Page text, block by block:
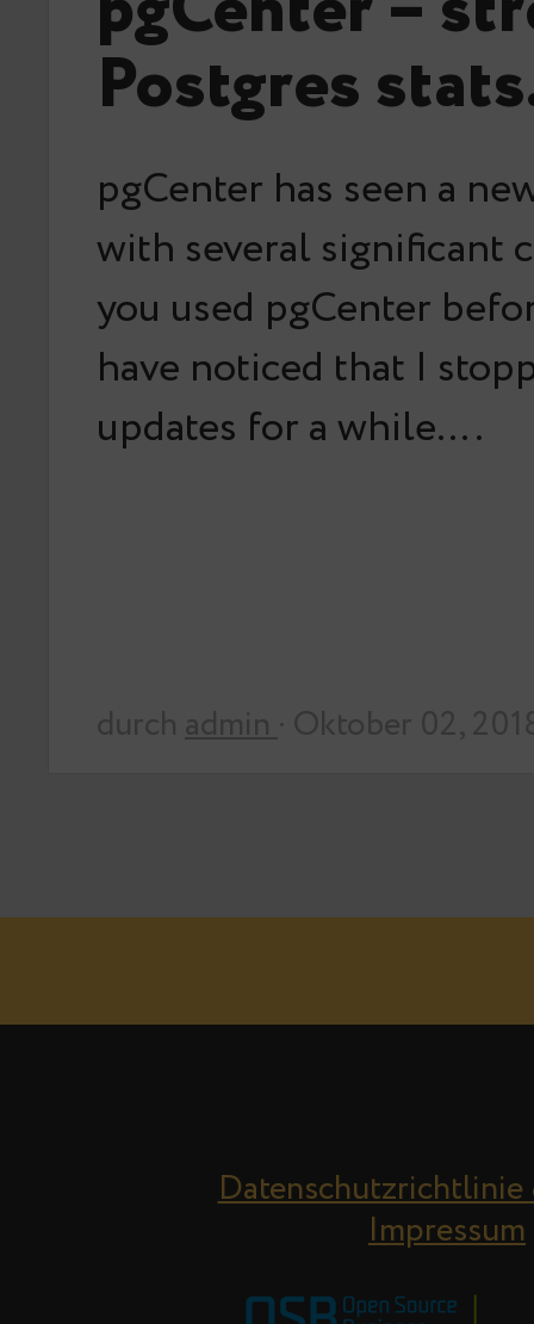
Postgres
pgCenter has seen a
with several significant
you used pgCenter
have noticed that I
updates for a while….
Datenschutzrichtlinie
Impressum